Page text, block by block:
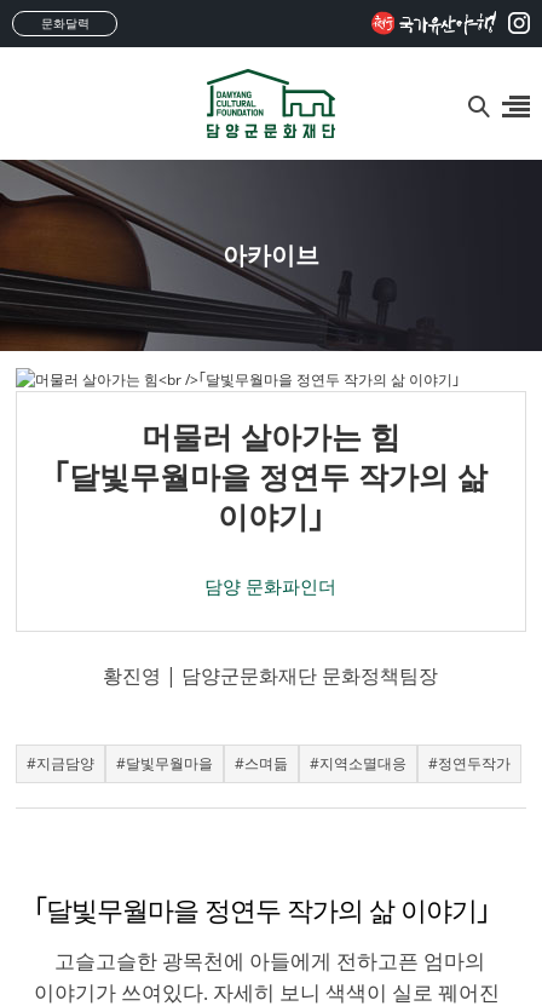
문화달력
아카이브
머물러 살아가는 힘
｢달빛무월마을 정연두 작가의 삶
이야기｣
담양 문화파인더
황진영 | 담양군문화재단 문화정책팀장
#지금담양 #달빛무월마을 #스며듦 #지역소멸대응 #정연두작가
｢달빛무월마을 정연두 작가의 삶 이야기｣
고슬고슬한 광목천에 아들에게 전하고픈 엄마의
이야기가 쓰여있다. 자세히 보니 색색이 실로 꿰어진